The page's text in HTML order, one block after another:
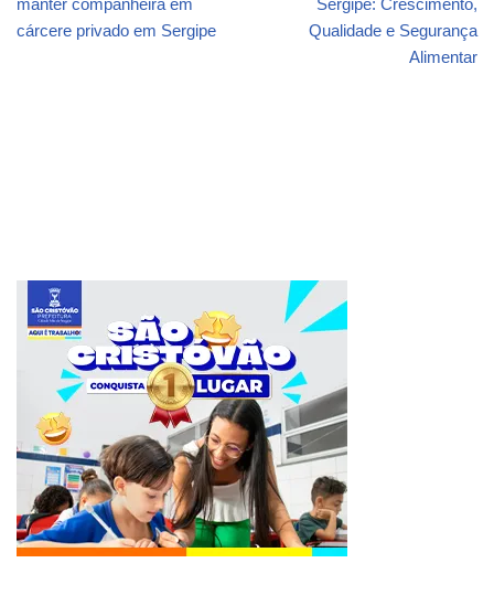
manter companheira em
cárcere privado em Sergipe
Sergipe: Crescimento,
Qualidade e Segurança
Alimentar